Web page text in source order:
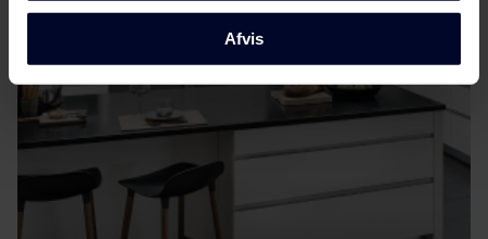
Afvis
Sikkerhedsoplysninger og
advarsler (SV)
Betjeningsvejledninger
(DK,EN,FI,NO,SV)
Download
Produktbillede KS 581865 FN